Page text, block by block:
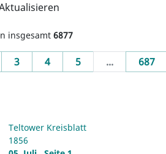
insgesamt 6877
3 4 5 ... 687
Teltower Kreisblatt
1856